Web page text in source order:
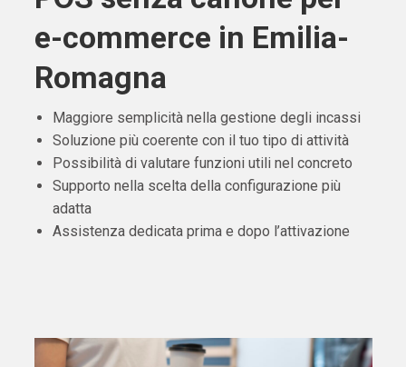
e-commerce in Emilia-
Romagna
Maggiore semplicità nella gestione degli incassi
Soluzione più coerente con il tuo tipo di attività
Possibilità di valutare funzioni utili nel concreto
Supporto nella scelta della configurazione più
adatta
Assistenza dedicata prima e dopo l’attivazione